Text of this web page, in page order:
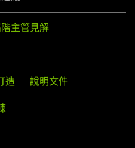
主管見解
造 說明文件